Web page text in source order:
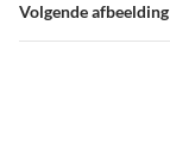
Volgende afbeelding